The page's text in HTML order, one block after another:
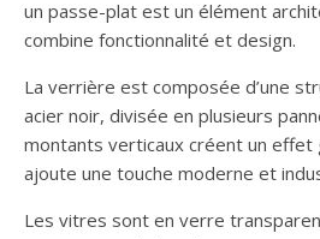
un passe-plat est un élément
combine fonctionnalité et design.
La verrière est composée d’une
acier noir, divisée en plusieurs
montants verticaux créent un effet
ajoute une touche moderne et
Les vitres sont en verre